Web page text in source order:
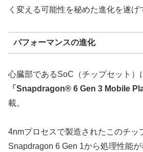
く変える可能性を秘めた進化を遂げ
パフォーマンスの進化
心臓部であるSoC（チップセット）
「Snapdragon® 6 Gen 3 Mobile
載。
4nmプロセスで製造されたこのチッ
Snapdragon 6 Gen 1から処理性能